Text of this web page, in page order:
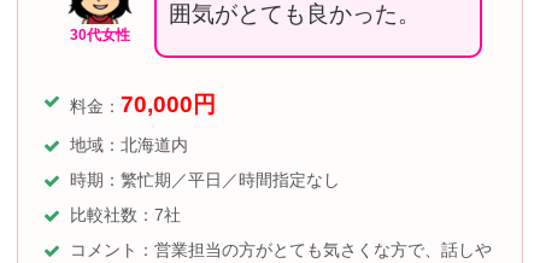
30代女性
囲気がとても良かった。
料金： 70,000 円
地域：北海道内
時期：繁忙期／平日／時間指定なし
比較社数：7社
コメント：営業担当の方がとても気さくな方で、話しや